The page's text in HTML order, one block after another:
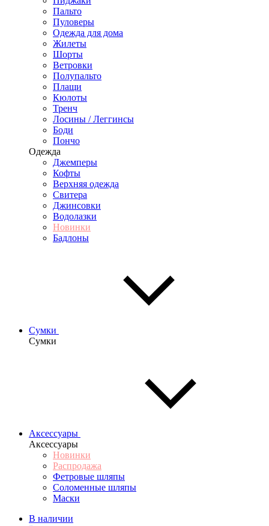
Пальто
Пуловеры
Одежда для дома
Жилеты
Шорты
Ветровки
Полупальто
Плащи
Кюлоты
Тренч
Лосины / Леггинсы
Боди
Пончо
Одежда
Джемперы
Кофты
Верхняя одежда
Свитера
Джинсовки
Водолазки
Новинки
Бадлоны
Сумки
Сумки
Аксессуары
Аксессуары
Новинки
Распродажа
Фетровые шляпы
Соломенные шляпы
Маски
В наличии